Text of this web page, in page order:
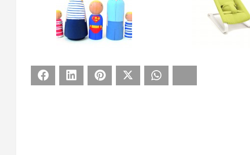
Facebook LinkedIn Pinterest